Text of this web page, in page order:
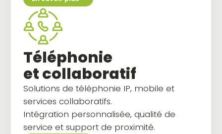
Téléphonie
et collaboratif
Solutions de téléphonie IP, mobile et
services collaboratifs.
Intégration personnalisée, qualité de
service et support de proximité.